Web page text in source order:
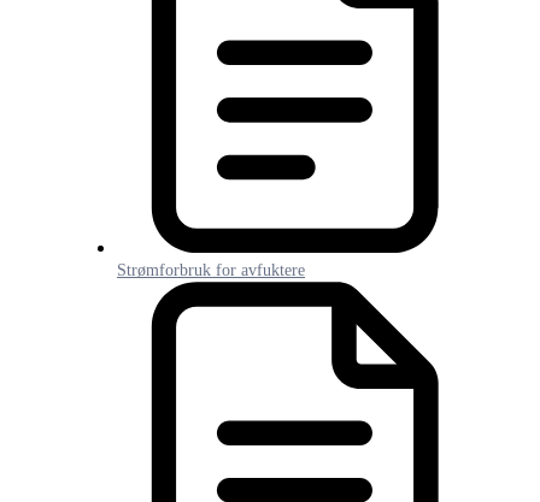
Strømforbruk for avfuktere